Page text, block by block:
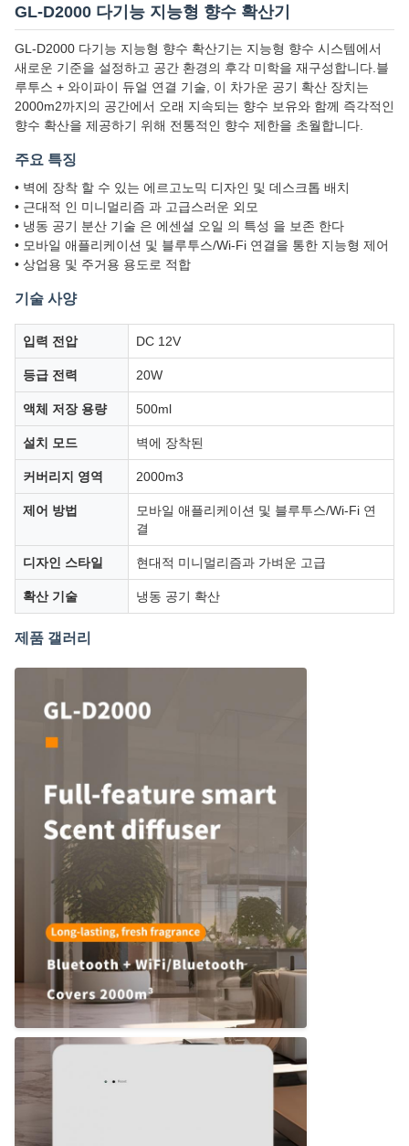
GL-D2000 다기능 지능형 향수 확산기
GL-D2000 다기능 지능형 향수 확산기는 지능형 향수 시스템에서
새로운 기준을 설정하고 공간 환경의 후각 미학을 재구성합니다.블
루투스 + 와이파이 듀얼 연결 기술, 이 차가운 공기 확산 장치는
2000m2까지의 공간에서 오래 지속되는 향수 보유와 함께 즉각적인
향수 확산을 제공하기 위해 전통적인 향수 제한을 초월합니다.
주요 특징
• 벽에 장착 할 수 있는 에르고노믹 디자인 및 데스크톱 배치
• 근대적 인 미니멀리즘 과 고급스러운 외모
• 냉동 공기 분산 기술 은 에센셜 오일 의 특성 을 보존 한다
• 모바일 애플리케이션 및 블루투스/Wi-Fi 연결을 통한 지능형 제어
• 상업용 및 주거용 용도로 적합
기술 사양
입력 전압 DC 12V
등급 전력 20W
액체 저장 용량 500ml
설치 모드 벽에 장착된
커버리지 영역 2000m3
제어 방법
모바일 애플리케이션 및 블루투스/Wi-Fi 연
결
디자인 스타일 현대적 미니멀리즘과 가벼운 고급
확산 기술 냉동 공기 확산
제품 갤러리